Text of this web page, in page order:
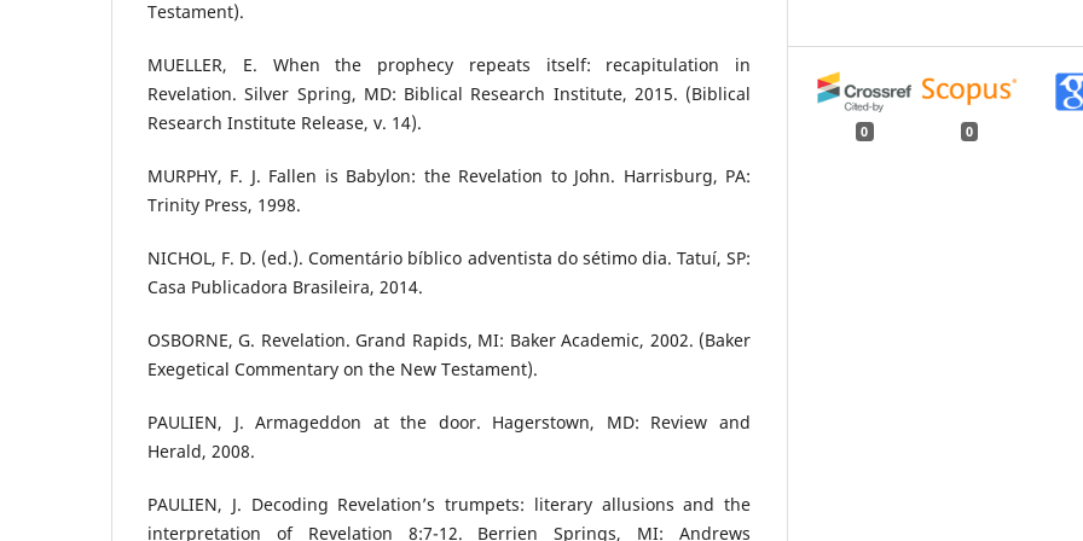
Testament).
MUELLER, E. When the prophecy repeats itself: recapitulation in
Revelation. Silver Spring, MD: Biblical Research Institute, 2015. (Biblical
Research Institute Release, v. 14).
MURPHY, F. J. Fallen is Babylon: the Revelation to John. Harrisburg, PA:
Trinity Press, 1998.
NICHOL, F. D. (ed.). Comentário bíblico adventista do sétimo dia. Tatuí, SP:
Casa Publicadora Brasileira, 2014.
OSBORNE, G. Revelation. Grand Rapids, MI: Baker Academic, 2002. (Baker
Exegetical Commentary on the New Testament).
PAULIEN, J. Armageddon at the door. Hagerstown, MD: Review and
Herald, 2008.
PAULIEN, J. Decoding Revelation’s trumpets: literary allusions and the
interpretation of Revelation 8:7-12. Berrien Springs, MI: Andrews
0 0